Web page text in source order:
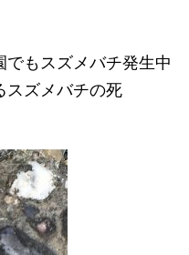
もスズメバチ発生中
スズメバチの死